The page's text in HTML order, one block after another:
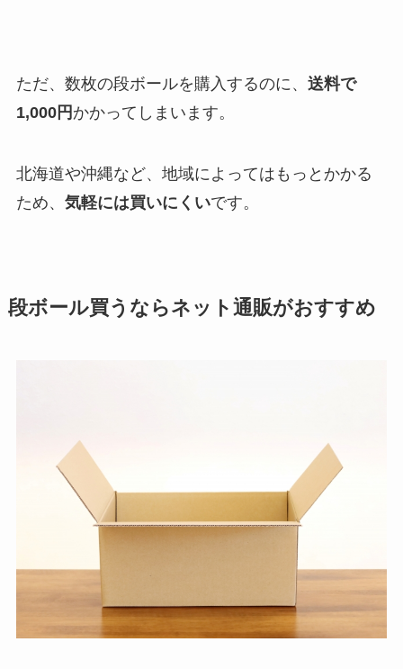
ただ、数枚の段ボールを購入するのに、 送料で
1,000円 かかってしまいます。
北海道や沖縄など、地域によってはもっとかかる
ため、 気軽には買いにくいです。
段ボール買うならネット通販がおすすめ